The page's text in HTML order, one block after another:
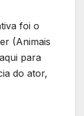
foi o
(Animais
para
do ator,